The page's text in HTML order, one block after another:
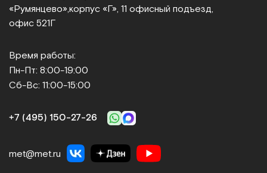
«Румянцево», корпус «Г», 11 офисный подъезд,
офис 521Г
Время работы:
Пн-Пт: 8:00-19:00
Сб-Вс: 11:00-15:00
+7 (495) 150‑27‑26
met@met.ru